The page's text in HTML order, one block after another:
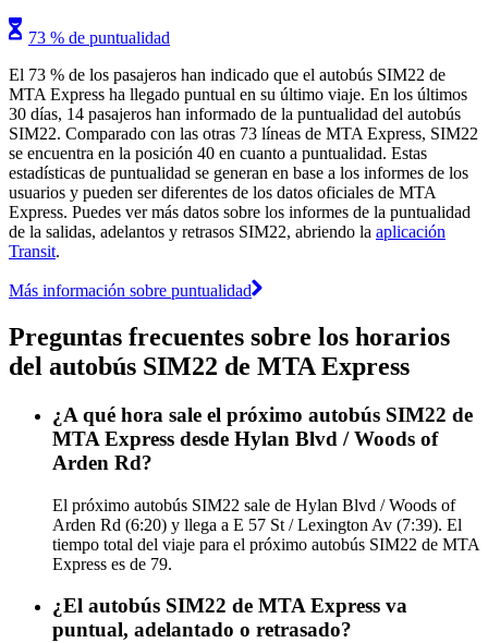
73 % de puntualidad
El 73 % de los pasajeros han indicado que el autobús SIM22 de
MTA Express ha llegado puntual en su último viaje. En los últimos
30 días, 14 pasajeros han informado de la puntualidad del autobús
SIM22. Comparado con las otras 73 líneas de MTA Express, SIM22
se encuentra en la posición 40 en cuanto a puntualidad. Estas
estadísticas de puntualidad se generan en base a los informes de los
usuarios y pueden ser diferentes de los datos oficiales de MTA
Express. Puedes ver más datos sobre los informes de la puntualidad
de la salidas, adelantos y retrasos SIM22, abriendo la aplicación
Transit.
Más información sobre puntualidad
Preguntas frecuentes sobre los horarios
del autobús SIM22 de MTA Express
¿A qué hora sale el próximo autobús SIM22 de
MTA Express desde Hylan Blvd / Woods of
Arden Rd?
El próximo autobús SIM22 sale de Hylan Blvd / Woods of
Arden Rd (6:20) y llega a E 57 St / Lexington Av (7:39). El
tiempo total del viaje para el próximo autobús SIM22 de MTA
Express es de 79.
¿El autobús SIM22 de MTA Express va
puntual, adelantado o retrasado?